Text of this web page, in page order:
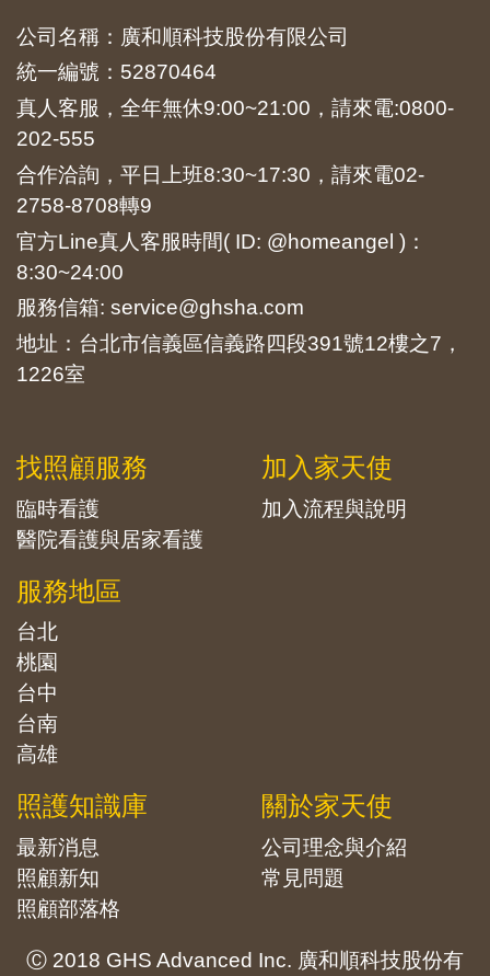
公司名稱：廣和順科技股份有限公司
統一編號：52870464
真人客服，全年無休9:00~21:00，請來電:0800-
202-555
合作洽詢，平日上班8:30~17:30，請來電02-
2758-8708轉9
官方Line真人客服時間( ID: @homeangel )：
8:30~24:00
服務信箱: service@ghsha.com
地址：台北市信義區信義路四段391號12樓之7，
1226室
找照顧服務
臨時看護
醫院看護與居家看護
服務地區
台北
桃園
台中
台南
高雄
加入家天使
加入流程與說明
照護知識庫
最新消息
照顧新知
照顧部落格
關於家天使
公司理念與介紹
常見問題
Ⓒ 2018 GHS Advanced Inc. 廣和順科技股份有